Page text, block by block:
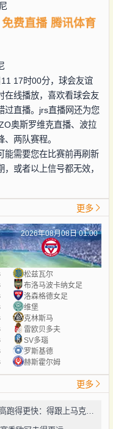
免费直播 腾讯体育
17时00分，球会友谊
在线播放，喜欢看球会友
过直播。jrs直播网还为您
奥斯罗维克直播、波拉
两队赛程。
能需要您在比赛前再刷新
或者以上信号都无效，
更多
2026年08月08日 01:00
松兹瓦尔
布洛马波卡纳女足
洛森格德女足
维堡
克林斯马
雷欧贝多夫
SV多瑙
罗斯基德
赫斯霍尔姆
更多
杰伦·布朗自曝今夏减重近7磅！跳得更高跑得更快：得跟上马克西、勒布朗的节奏